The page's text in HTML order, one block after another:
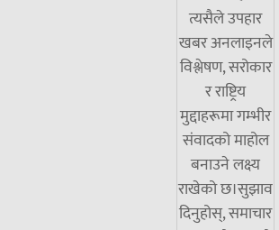
त्यसैले उपहार
खबर अनलाइनले
विश्लेषण, सरोकार
र राष्ट्रिय
मुद्दाहरूमा गम्भीर
संवादको माहोल
बनाउने लक्ष्य
राखेको छ।सुझाव
दिनुहोस्, समाचार